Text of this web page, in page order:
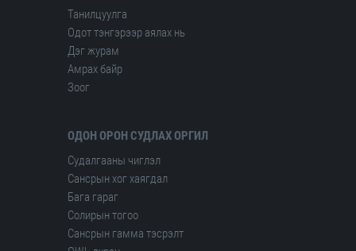
Танилцуулга
Одот тэнгэрээр аялах нь
Дэг журам
Амрах байр
Зоог
ОДОН ОРОН СУДЛАХ ОРГИЛ
Судалгааны чиглэл
Сансрын хог хаягдал
Бага гараг
Солирын тогоо
Сансрын гамма тэсрэлт